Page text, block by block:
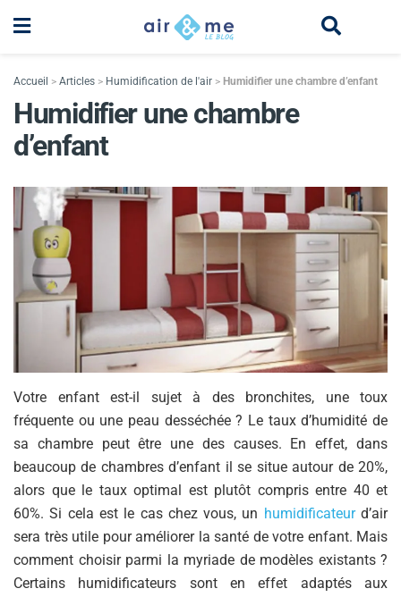
Accueil > Articles > Humidification de l'air > Humidifier une chambre d’enfant
Humidifier une chambre
d’enfant
Votre enfant est-il sujet à des bronchites, une toux
fréquente ou une peau desséchée ? Le taux d’humidité de
sa chambre peut être une des causes. En effet, dans
beaucoup de chambres d’enfant il se situe autour de 20%,
alors que le taux optimal est plutôt compris entre 40 et
60%. Si cela est le cas chez vous, un humidificateurd’air
sera très utile pour améliorer la santé de votre enfant. Mais
comment choisir parmi la myriade de modèles existants ?
Certains humidificateurs sont en effet adaptés aux